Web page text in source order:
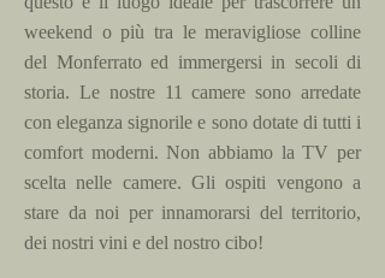
weekend o più tra le meravigliose colline
del Monferrato ed immergersi in secoli di
storia. Le nostre 11 camere sono arredate
con eleganza signorile e sono dotate di tutti i
comfort moderni. Non abbiamo la TV per
scelta nelle camere. Gli ospiti vengono a
stare da noi per innamorarsi del territorio,
dei nostri vini e del nostro cibo!